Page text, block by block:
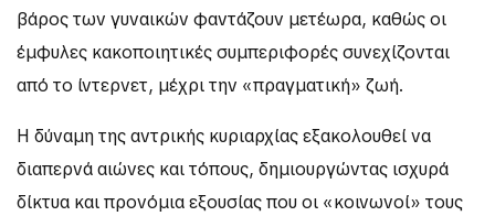
βάρος των γυναικών φαντάζουν μετέωρα, καθώς οι
έμφυλες κακοποιητικές συμπεριφορές συνεχίζονται
από το ίντερνετ, μέχρι την «πραγματική» ζωή.
Η δύναμη της αντρικής κυριαρχίας εξακολουθεί να
διαπερνά αιώνες και τόπους, δημιουργώντας ισχυρά
δίκτυα και προνόμια εξουσίας που οι «κοινωνοί» τους